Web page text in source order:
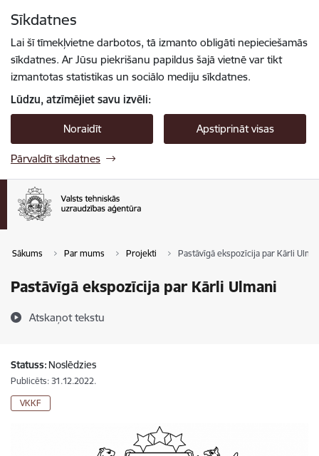
Sīkdatnes
Lai šī tīmekļvietne darbotos, tā izmanto obligāti nepieciešamās
sīkdatnes. Ar Jūsu piekrišanu papildus šajā vietnē var tikt
izmantotas statistikas un sociālo mediju sīkdatnes.
Lūdzu, atzīmējiet savu izvēli:
Noraidīt Apstiprināt visas
Pārvaldīt sīkdatnes
Sākums Par mums Projekti Pastāvīgā ekspozīcija par Kārli
Pastāvīgā ekspozīcija par Kārli Ulmani
Atskaņot tekstu
Statuss: Noslēdzies
Publicēts: 31.12.2022.
VKKF